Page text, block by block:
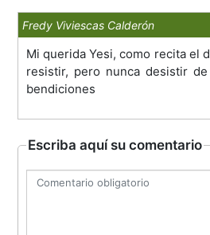
Fredy Viviescas Calderón
Mi querida Yesi, como recita el
resistir, pero nunca desistir
bendiciones
Escriba aquí su comentario